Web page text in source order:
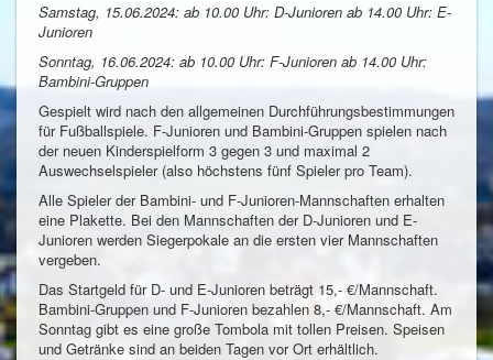
Samstag, 15.06.2024: ab 10.00 Uhr: D-Junioren ab 14.00 Uhr: E-
Junioren
Sonntag, 16.06.2024: ab 10.00 Uhr: F-Junioren ab 14.00 Uhr:
Bambini-Gruppen
Gespielt wird nach den allgemeinen Durchführungsbestimmungen
für Fußballspiele. F-Junioren und Bambini-Gruppen spielen nach
der neuen Kinderspielform 3 gegen 3 und maximal 2
Auswechselspieler (also höchstens fünf Spieler pro Team).
Alle Spieler der Bambini- und F-Junioren-Mannschaften erhalten
eine Plakette. Bei den Mannschaften der D-Junioren und E-
Junioren werden Siegerpokale an die ersten vier Mannschaften
vergeben.
Das Startgeld für D- und E-Junioren beträgt 15,- €/Mannschaft.
Bambini-Gruppen und F-Junioren bezahlen 8,- €/Mannschaft. Am
Sonntag gibt es eine große Tombola mit tollen Preisen. Speisen
und Getränke sind an beiden Tagen vor Ort erhältlich.